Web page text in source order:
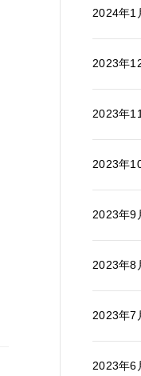
2024年1
2023年
2023年
2023年
2023年9
2023年8
2023年7
2023年6